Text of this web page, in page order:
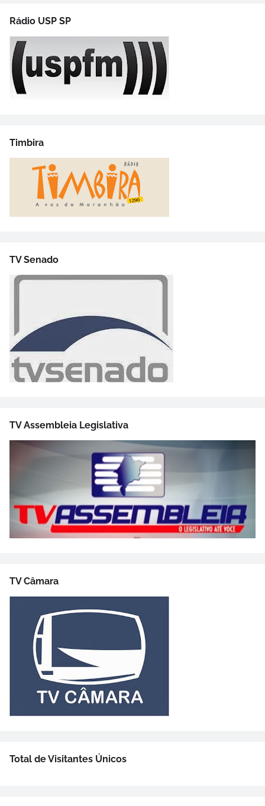
Rádio USP SP
Timbira
TV Senado
TV Assembleia Legislativa
TV Câmara
Total de Visitantes Únicos